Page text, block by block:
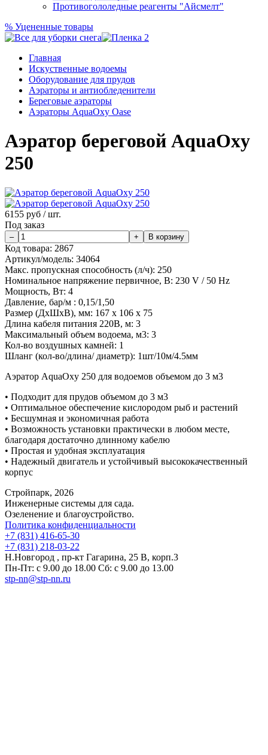
Противогололедные реагенты "Айсмелт"
% Уцененные товары
Главная
Искуственные водоемы
Оборудование для прудов
Аэраторы и антиобледенители
Береговые аэраторы
Аэраторы AquaOxy Oase
Аэратор береговой AquaOxy
250
6155 руб / шт.
Под заказ
Код товара: 2867
Артикул/модель: 34064
Макс. пропускная способность (л/ч): 250
Номинальное напряжение первичное, В: 230 V / 50 Hz
Мощность, Вт: 4
Давление, бар/м : 0,15/1,50
Размер (ДхШхВ), мм: 167 x 106 x 75
Длина кабеля питания 220В, м: 3
Максимальный объем водоема, м3: 3
Кол-во воздушных камней: 1
Шланг (кол-во/длина/ диаметр): 1шт/10м/4.5мм
Аэратор AquaOxy 250 для водоемов объемом до 3 м3
• Подходит для прудов объемом до 3 м3
• Оптимальное обеспечение кислородом рыб и растений
• Бесшумная и экономичная работа
• Возможность установки практически в любом месте,
благодаря достаточно длинному кабелю
• Простая и удобная эксплуатация
• Надежный двигатель и устойчивый высококачественный
корпус
Стройпарк, 2026
Инженерные системы для сада.
Озеленение и благоустройство.
Политика конфиденциальности
+7 (831) 416-65-30
+7 (831) 218-03-22
Н.Новгород , пр-кт Гагарина, 25 В, корп.3
Пн-Пт: с 9.00 до 18.00 Сб: с 9.00 до 13.00
stp-nn@stp-nn.ru